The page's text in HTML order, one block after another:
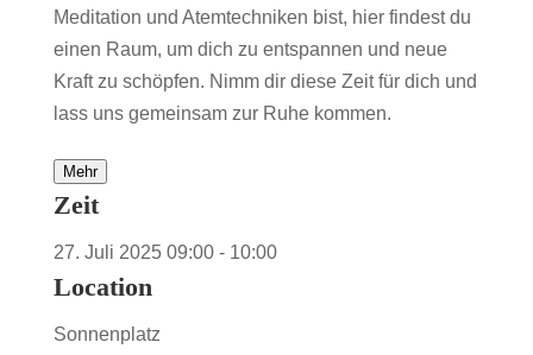
Meditation und Atemtechniken bist, hier findest du
einen Raum, um dich zu entspannen und neue
Kraft zu schöpfen. Nimm dir diese Zeit für dich und
lass uns gemeinsam zur Ruhe kommen.
Mehr
Zeit
27. Juli 2025 09:00- 10:00
Location
Sonnenplatz